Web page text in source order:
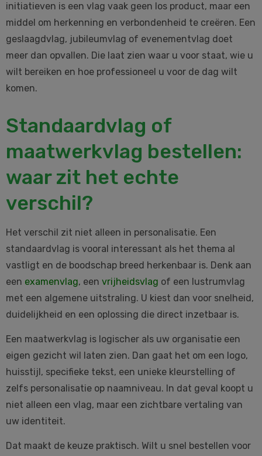
initiatieven is een vlag vaak geen los product, maar een
middel om herkenning en verbondenheid te creëren. Een
geslaagdvlag, jubileumvlag of evenementvlag doet
meer dan opvallen. Die laat zien waar u voor staat, wie u
wilt bereiken en hoe professioneel u voor de dag wilt
komen.
Standaardvlag of
maatwerkvlag bestellen:
waar zit het echte
verschil?
Het verschil zit niet alleen in personalisatie. Een
standaardvlag is vooral interessant als het thema al
vastligt en de boodschap breed herkenbaar is. Denk aan
een examenvlag, een vrijheidsvlag of een lustrumvlag
met een algemene uitstraling. U kiest dan voor snelheid,
duidelijkheid en een oplossing die direct inzetbaar is.
Een maatwerkvlag is logischer als uw organisatie een
eigen gezicht wil laten zien. Dan gaat het om een logo,
huisstijl, specifieke tekst, een unieke kleurstelling of
zelfs personalisatie op naamniveau. In dat geval koopt u
niet alleen een vlag, maar een zichtbare vertaling van
uw identiteit.
Dat maakt de keuze praktisch. Wilt u snel bestellen voor